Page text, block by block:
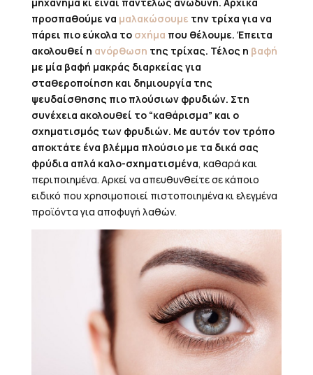
προσπαθούμε να μαλακώσουμε την τρίχα για να
πάρει πιο εύκολα το σχήμα που θέλουμε. Έπειτα
ακολουθεί η ανόρθωση της τρίχας. Τέλος η βαφή
με μία βαφή μακράς διαρκείας για
σταθεροποίηση και δημιουργία της
ψευδαίσθησης πιο πλούσιων φρυδιών. Στη
συνέχεια ακολουθεί το “καθάρισμα” και ο
σχηματισμός των φρυδιών. Με αυτόν τον τρόπο
αποκτάτε ένα βλέμμα πλούσιο με τα δικά σας
φρύδια απλά καλο-σχηματισμένα, καθαρά και
περιποιημένα. Αρκεί να απευθυνθείτε σε κάποιο
ειδικό που χρησιμοποιεί πιστοποιημένα κι ελεγμένα
προϊόντα για αποφυγή λαθών.